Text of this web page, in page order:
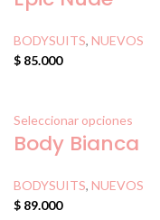
BODYSUITS, NUEVOS
$ 85.000
Seleccionar opciones
Body Bianca
BODYSUITS, NUEVOS
$ 89.000